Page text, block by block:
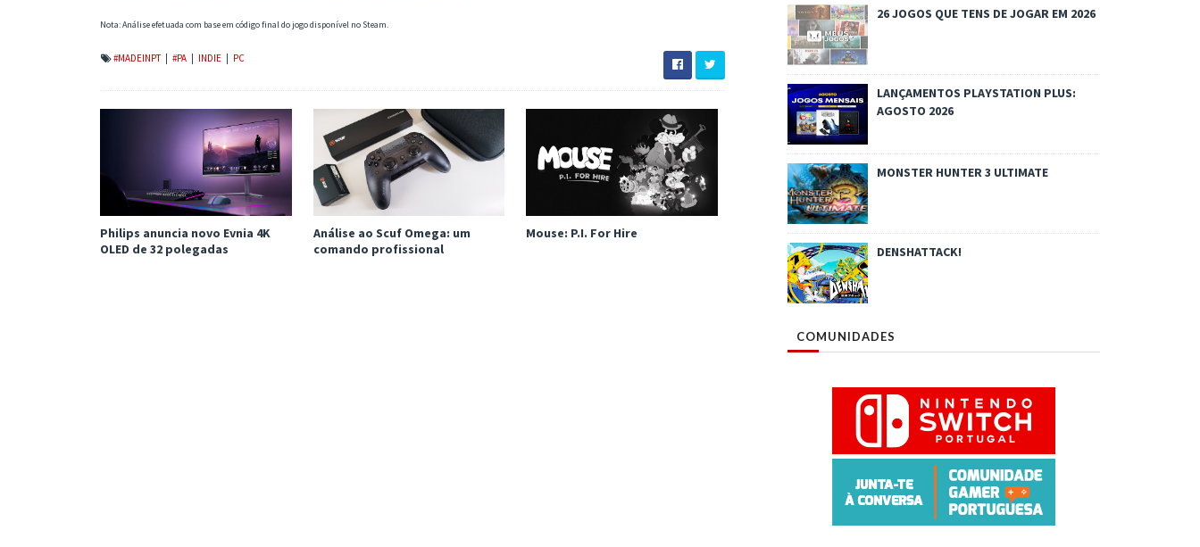
Nota: Análise efetuada com base em código final do jogo disponível no Steam.
#MADEINPT #PA INDIE PC
Philips anuncia novo Evnia 4K
OLED de 32 polegadas
Análise ao Scuf Omega: um
comando profissional
Mouse: P.I. For Hire
26 JOGOS QUE TENS DE JOGAR EM 2026
LANÇAMENTOS PLAYSTATION PLUS:
AGOSTO 2026
MONSTER HUNTER 3 ULTIMATE
DENSHATTACK!
COMUNIDADES